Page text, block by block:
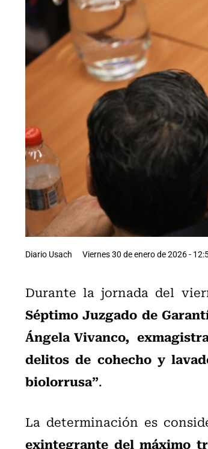
Diario Usach Viernes 30 de enero de 2026 -
Durante la jornada del
Séptimo Juzgado de
Ángela Vivanco,
delitos de cohecho y
biolorrusa”.
La determinación es
exintegrante del máximo